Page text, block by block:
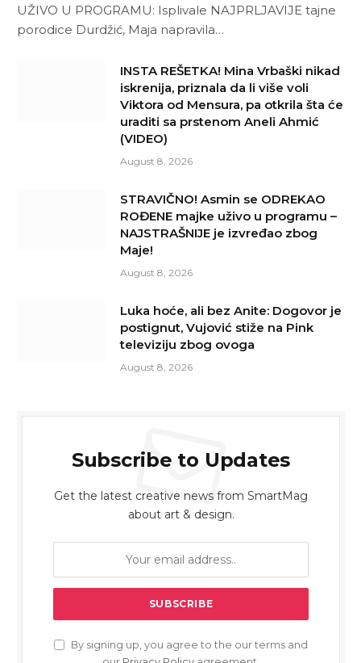
UŽIVO U PROGRAMU: Isplivale NAJPRLJAVIJE tajne
porodice Durdžić, Maja napravila…
INSTA REŠETKA! Mina Vrbaški nikad
iskrenija, priznala da li više voli
Viktora od Mensura, pa otkrila šta će
uraditi sa prstenom Aneli Ahmić
(VIDEO)
August 8, 2026
STRAVIČNO! Asmin se ODREKAO
ROĐENE majke uživo u programu –
NAJSTRAŠNIJE je izvređao zbog
Maje!
August 8, 2026
Luka hoće, ali bez Anite: Dogovor je
postignut, Vujović stiže na Pink
televiziju zbog ovoga
August 8, 2026
Subscribe to Updates
Get the latest creative news from SmartMag
about art & design.
By signing up, you agree to the our terms and